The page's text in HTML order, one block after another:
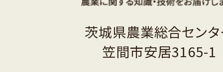
茨城県農業総合セン
笠間市安居3165-1